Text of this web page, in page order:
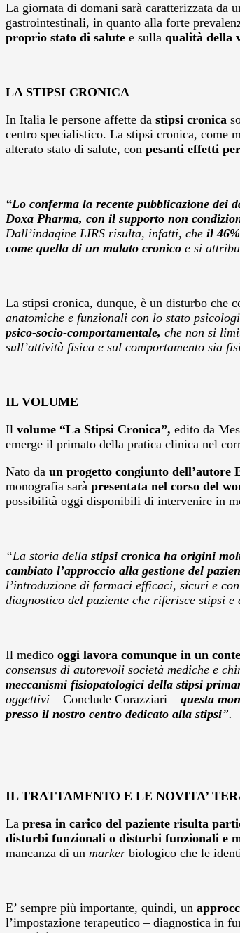
La giornata di domani sarà caratterizzata da
gastrointestinali, in quanto alla forte
proprio stato di salute e sulla qualità della
LA STIPSI CRONICA
In Italia le persone affette da stipsi cronica
centro specialistico. La stipsi cronica, come
alterato stato di salute, con pesanti effetti
“Lo conferma la recente pubblicazione dei
Doxa Pharma, con il supporto non
Dall’indagine LIRS risulta, infatti, che il
come quella di un malato cronico e si
La stipsi cronica, dunque, è un disturbo che
anatomiche e funzionali con lo stato
psico-socio-comportamentale, che non si
sull’attività fisica e sul comportamento sia
IL VOLUME
Il volume “La Stipsi Cronica”, edito da
emerge il primato della pratica clinica nel
Nato da un progetto congiunto dell’autore
monografia sarà presentata nel corso del
possibilità oggi disponibili di intervenire in
“La storia della stipsi cronica ha origini
cambiato l’approccio alla gestione del
l’introduzione di farmaci efficaci, sicuri e
diagnostico del paziente che riferisce stipsi
Il medico oggi lavora comunque in un
consensus di autorevoli società mediche e
meccanismi fisiopatologici della stipsi
oggettivi– Conclude Corazziari – questa
presso il nostro centro dedicato alla stipsi”.
IL TRATTAMENTO E LE NOVITA’
La presa in carico del paziente risulta
disturbi funzionali o disturbi funzionali e
mancanza di un marker biologico che le
E’ sempre più importante, quindi, un
l’impostazione terapeutico – diagnostica in